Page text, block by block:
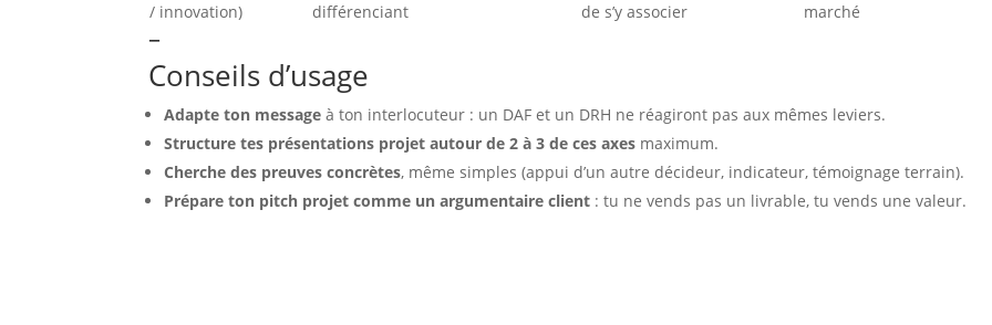
/ innovation)
différenciant
de s’y associer
marché
–
Conseils d’usage
Adapte ton message à ton interlocuteur : un DAF et un DRH ne réagiront pas aux mêmes leviers.
Structure tes présentations projet autour de 2 à 3 de ces axes maximum.
Cherche des preuves concrètes, même simples (appui d’un autre décideur, indicateur, témoignage terrain).
Prépare ton pitch projet comme un argumentaire client : tu ne vends pas un livrable, tu vends une valeur.